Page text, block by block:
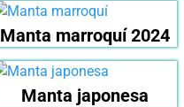
Manta marroquí 2024
Manta japonesa